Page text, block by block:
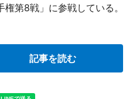
権第8戦」に参戦している。
記事を読む